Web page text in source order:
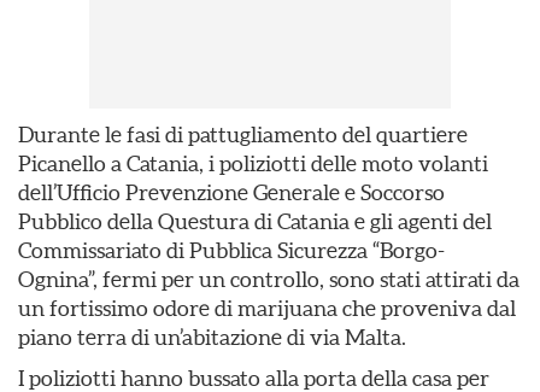
Durante le fasi di pattugliamento del quartiere
Picanello a Catania, i poliziotti delle moto volanti
dell’Ufficio Prevenzione Generale e Soccorso
Pubblico della Questura di Catania e gli agenti del
Commissariato di Pubblica Sicurezza “Borgo-
Ognina”, fermi per un controllo, sono stati attirati da
un fortissimo odore di marijuana che proveniva dal
piano terra di un’abitazione di via Malta.
I poliziotti hanno bussato alla porta della casa per